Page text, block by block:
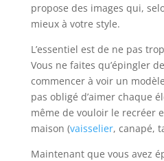
propose des images qui,
mieux à votre style.
L’essentiel est de ne pas
Vous ne faites qu’épingler
commencer à voir un
pas obligé d’aimer chaque
même de vouloir le recréer
maison (vaisselier, canapé,
Maintenant que vous avez